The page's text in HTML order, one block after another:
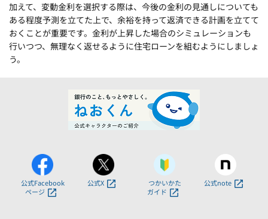
加えて、変動金利を選択する際は、今後の金利の見通しについても
ある程度予測を立てた上で、余裕を持って返済できる計画を立てて
おくことが重要です。金利が上昇した場合のシミュレーションも
行いつつ、無理なく返せるように住宅ローンを組むようにしましょ
う。
公式Facebook
ページ
公式X
つかいかた
ガイド
公式note